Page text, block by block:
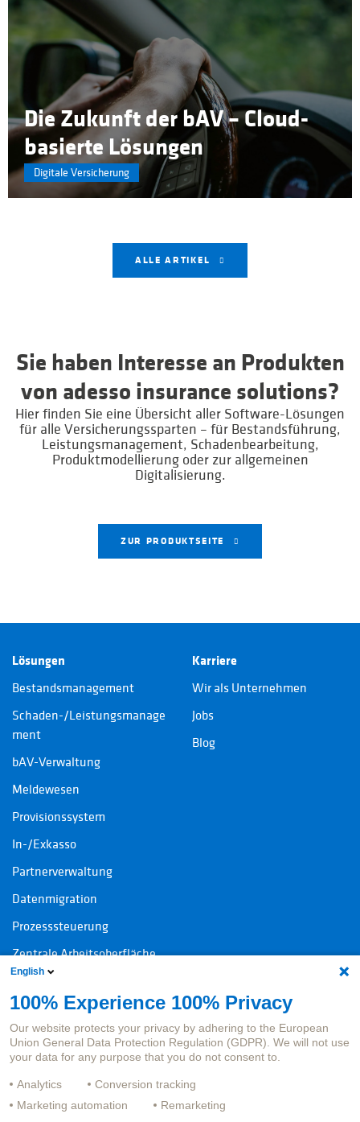
Die Zukunft der bAV – Cloud-
basierte Lösungen
Digitale Versicherung
ALLE ARTIKEL
Sie haben Interesse an Produkten
von adesso insurance solutions?
Hier finden Sie eine Übersicht aller Software-Lösungen
für alle Versicherungssparten – für Bestandsführung,
Leistungsmanagement, Schadenbearbeitung,
Produktmodellierung oder zur allgemeinen
Digitalisierung.
ZUR PRODUKTSEITE
Lösungen
Bestandsmanagement
Schaden-/Leistungsmanage
ment
bAV-Verwaltung
Meldewesen
Provisionssystem
In-/Exkasso
Partnerverwaltung
Datenmigration
Prozesssteuerung
Zentrale Arbeitsoberfläche
Karriere
Wir als Unternehmen
Jobs
Blog
Kontakt
Ansprechpersonen Produkte
Ansprechpersonen Jobs
Rechtliche Informationen
Impressum
Datenschutz
Hinweisgeberportal
English
100% Experience 100% Privacy
Our website protects your privacy by adhering to the European
Union General Data Protection Regulation (GDPR). We will not use
your data for any purpose that you do not consent to.
Analytics
Conversion tracking
Marketing automation
Remarketing